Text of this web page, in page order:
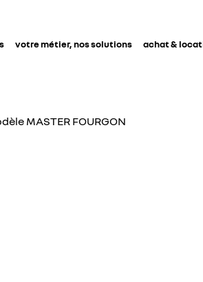
votre métier, nos solutions achat &
MASTER FOURGON